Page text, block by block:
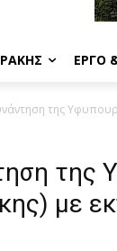
ΈΡΓΟ
της
με